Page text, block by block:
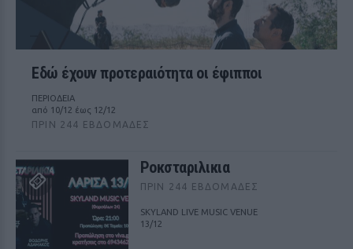
Εδώ έχουν προτεραιότητα οι έφιπποι
ΠΕΡΙΟΔΕΙΑ
από 10/12 έως 12/12
ΠΡΙΝ 244 ΕΒΔΟΜΆΔΕΣ
Ροκσταριλικια
ΠΡΙΝ 244 ΕΒΔΟΜΆΔΕΣ
SKYLAND LIVE MUSIC VENUE
13/12